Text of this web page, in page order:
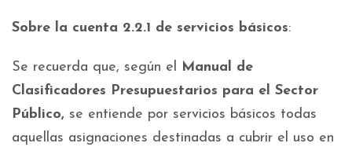
Sobre la cuenta 2.2.1 de servicios básicos:
Se recuerda que, según el Manual de
Clasificadores Presupuestarios para el Sector
Público, se entiende por servicios básicos todas
aquellas asignaciones destinadas a cubrir el uso en